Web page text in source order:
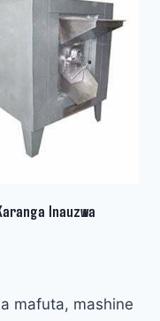
Inauzwa
mafuta, mashine